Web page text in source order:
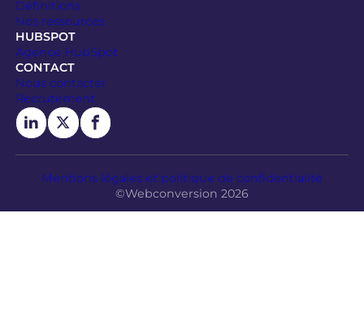
Définitions
Nos ressources
HUBSPOT
Agence HubSpot
CONTACT
Nous contacter
Recrutement
Mentions légales et politique de confidentialité
©Webconversion 2026